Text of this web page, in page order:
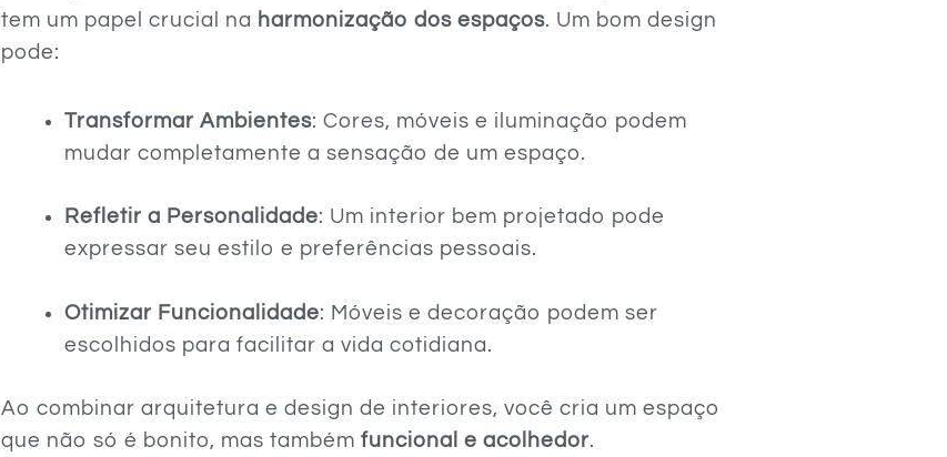
tem um papel crucial na harmonização dos espaços. Um bom design
pode:
Transformar Ambientes: Cores, móveis e iluminação podem
mudar completamente a sensação de um espaço.
Refletir a Personalidade: Um interior bem projetado pode
expressar seu estilo e preferências pessoais.
Otimizar Funcionalidade: Móveis e decoração podem ser
escolhidos para facilitar a vida cotidiana.
Ao combinar arquitetura e design de interiores, você cria um espaço
que não só é bonito, mas tambémfuncional e acolhedor.